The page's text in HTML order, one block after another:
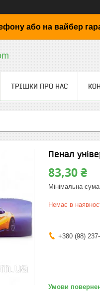
або на вайбер
ТРІШКИ ПРО НАС
Пенал
83,30 ₴
Мінімальна
Немає в
+380 (98)